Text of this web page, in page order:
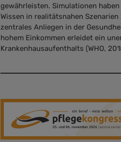
gewährleisten. Simulationen
Wissen in realitätsnahen
zentrales Anliegen in der
hohem Einkommen erleidet ein
Krankenhausaufenthalts (WHO,